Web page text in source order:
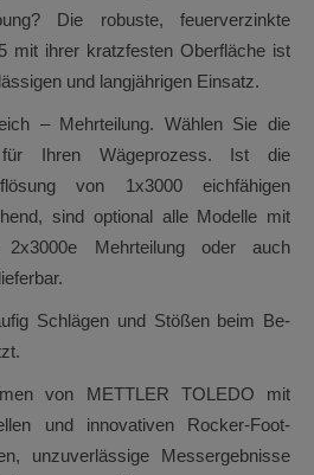
Die robuste, feuerverzinkte
mit ihrer kratzfesten Oberfläche ist
und langjährigen Einsatz.
– Mehrteilung. Wählen Sie die
für Ihren Wägeprozess. Ist die
von 1x3000 eichfähigen
sind optional alle Modelle mit
2x3000e Mehrteilung oder auch
Schlägen und Stößen beim Be-
von METTLER TOLEDO mit
und innovativen Rocker-Foot-
unzuverlässige Messergebnisse